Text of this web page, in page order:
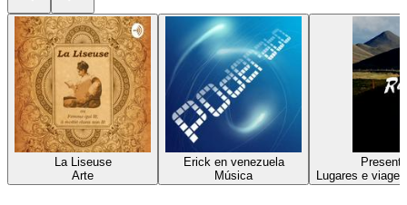
La Liseuse
Arte
Erick en venezuela
Música
Lugares e